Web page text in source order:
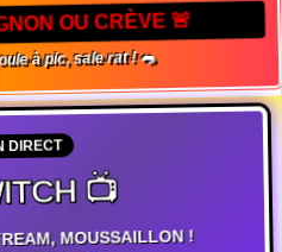
OU CRÈVE 🚨
à pic, sale rat ! 🐀
DIRECT
📺
MOUSSAILLON !